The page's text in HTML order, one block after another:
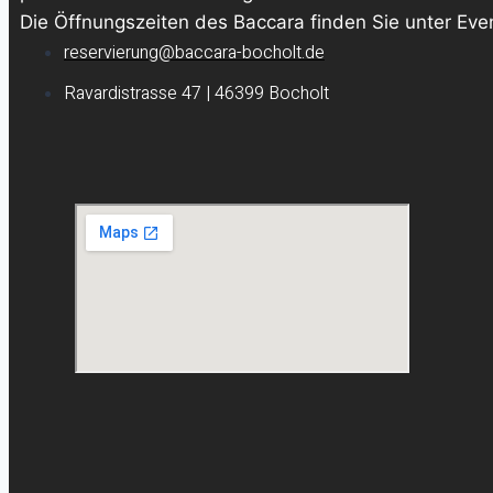
Die Öffnungszeiten des Baccara finden Sie unter
reservierung@baccara-bocholt.de
Ravardistrasse 47 | 46399 Bocholt